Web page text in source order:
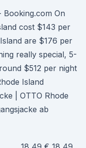
Booking.com On
cost $143 per
are $176 per
really special, 5-
$512 per night
Island
| OTTO Rhode
ab